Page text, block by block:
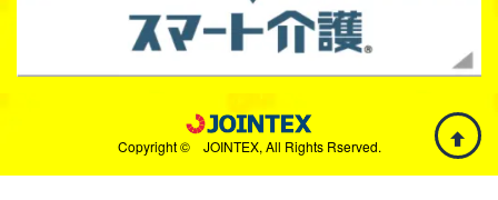
Copyright © JOINTEX, All Rights Rserved.